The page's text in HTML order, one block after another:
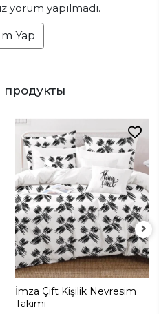
yorum yapılmadı.
Yap
İmza Çift Kişilik Nevresim
Takımı